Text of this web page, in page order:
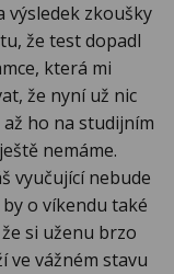
výsledek zkoušky
že test dopadl
která mi
že nyní už nic
ho na studijním
nemáme.
vyučující nebude
o víkendu také
si uženu brzo
ve vážném stavu